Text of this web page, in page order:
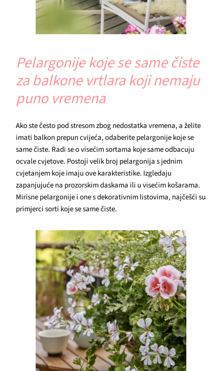
Pelargonije koje se same čiste
za balkone vrtlara koji nemaju
puno vremena
Ako ste često pod stresom zbog nedostatka vremena, a želite
imati balkon prepun cvijeća, odaberite pelargonije koje se
same čiste. Radi se o visećim sortama koje same odbacuju
ocvale cvjetove. Postoji velik broj pelargonija s jednim
cvjetanjem koje imaju ove karakteristike. Izgledaju
zapanjujuće na prozorskim daskama ili u visećim košarama.
Mirisne pelargonije i one s dekorativnim listovima, najčešći su
primjerci sorti koje se same čiste.